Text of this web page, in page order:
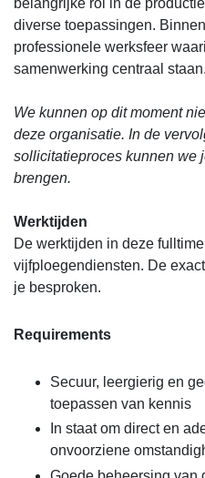
belangrijke rol in de
diverse toepassingen.
professionele werksfeer
samenwerking centraal staan.
We kunnen op dit moment
deze organisatie. In de
sollicitatieproces kunnen we
brengen.
Werktijden
De werktijden in deze
vijfploegendiensten. De
je besproken.
Requirements
Secuur, leergierig en
toepassen van kennis
In staat om direct en
onvoorziene